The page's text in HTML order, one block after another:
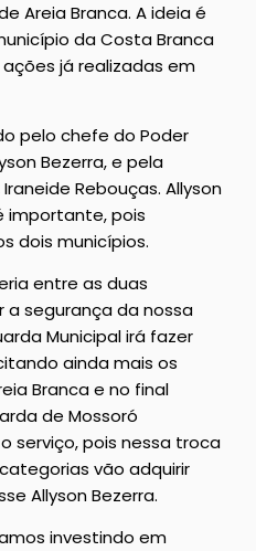
Areia Branca. A ideia é
da Costa Branca
já realizadas em
pelo chefe do Poder
Bezerra, e pela
Rebouças. Allyson
importante, pois
dois municípios.
entre as duas
segurança da nossa
Municipal irá fazer
ainda mais os
Branca e no final
de Mossoró
serviço, pois nessa troca
vão adquirir
Allyson Bezerra.
investindo em